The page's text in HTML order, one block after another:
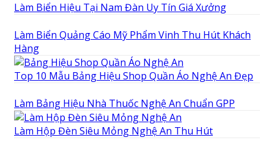
Làm Biển Hiệu Tại Nam Đàn Uy Tín Giá Xưởng
Làm Biển Quảng Cáo Mỹ Phẩm Vinh Thu Hút Khách
Hàng
Top 10 Mẫu Bảng Hiệu Shop Quần Áo Nghệ An Đẹp
Làm Bảng Hiệu Nhà Thuốc Nghệ An Chuẩn GPP
Làm Hộp Đèn Siêu Mỏng Nghệ An Thu Hút